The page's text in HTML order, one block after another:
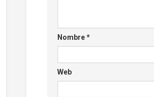
Nombre*
Web